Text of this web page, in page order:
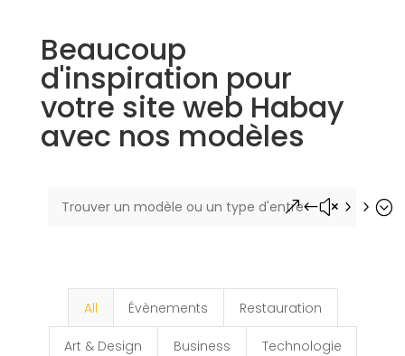
Beaucoup
d'inspiration pour
votre site web Habay
avec nos modèles
&#x55;
All Évènements Restauration
Art & Design Business Technologie